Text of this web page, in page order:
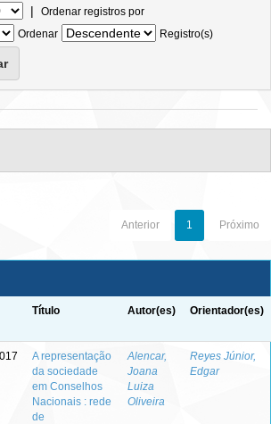
| Ordenar registros por
Ordenar
Registro(s)
Anterior 1 Próximo
Título Autor(es) Orientador(es)
A representação
da sociedade
em Conselhos
Nacionais : rede
de
Alencar,
Joana
Luiza
Oliveira
Reyes Júnior,
Edgar